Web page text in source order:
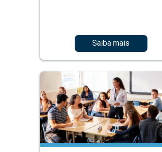
Saiba mais